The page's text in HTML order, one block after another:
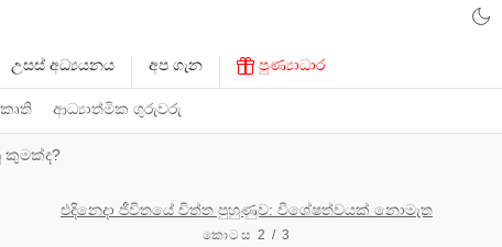
ආධ්‍යාත්මික ගුරුවරු
උසස් අධ්‍යයනය අප ගැන පුණ්‍යාධාර
එදිනෙදා ජීවිතයේ චිත්ත පුහුණුව: විශේෂත්වයක් නොමැත
කොටස 2 / 3